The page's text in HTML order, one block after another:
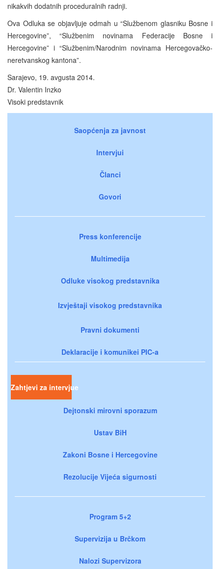
nikakvih dodatnih proceduralnih radnji.
Ova Odluka se objavljuje odmah u “Službenom glasniku Bosne i
Hercegovine”, “Službenim novinama Federacije Bosne i
Hercegovine” i “Službenim/Narodnim novinama Hercegovačko-
neretvanskog kantona”.
Sarajevo, 19. avgusta 2014.
Dr. Valentin Inzko
Visoki predstavnik
Saopćenja za javnost
Intervjui
Članci
Govori
Press konferencije
Multimedija
Odluke visokog predstavnika
Izvještaji visokog predstavnika
Pravni dokumenti
Deklaracije i komunikei PIC-a
Zahtjevi za intervjue
Dejtonski mirovni sporazum
Ustav BiH
Zakoni Bosne i Hercegovine
Rezolucije Vijeća sigurnosti
Program 5+2
Supervizija u Brčkom
Nalozi Supervizora